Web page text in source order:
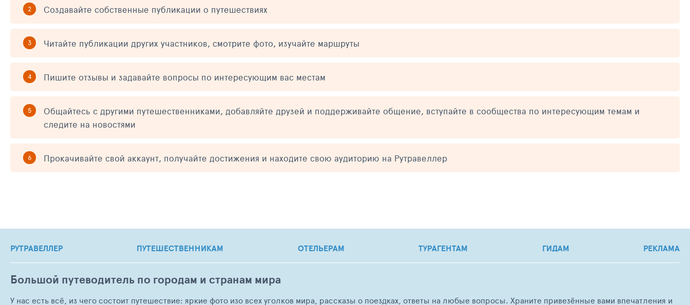
Создавайте собственные публикации о путешествиях
Читайте публикации других участников, смотрите фото, изучайте маршруты
Пишите отзывы и задавайте вопросы по интересующим вас местам
Общайтесь с другими путешественниками, добавляйте друзей и поддерживайте общение, вступайте в сообщества по интересующим темам и
следите на новостями
Прокачивайте свой аккаунт, получайте достижения и находите свою аудиторию на Рутравеллер
РУТРАВЕЛЛЕР ПУТЕШЕСТВЕННИКАМ ОТЕЛЬЕРАМ ТУРАГЕНТАМ ГИДАМ РЕКЛАМА
Большой путеводитель по городам и странам мира
У нас есть всё, из чего состоит путешествие: яркие фото изо всех уголков мира, рассказы о поездках, ответы на любые вопросы. Храните привезённые вами впечатления и